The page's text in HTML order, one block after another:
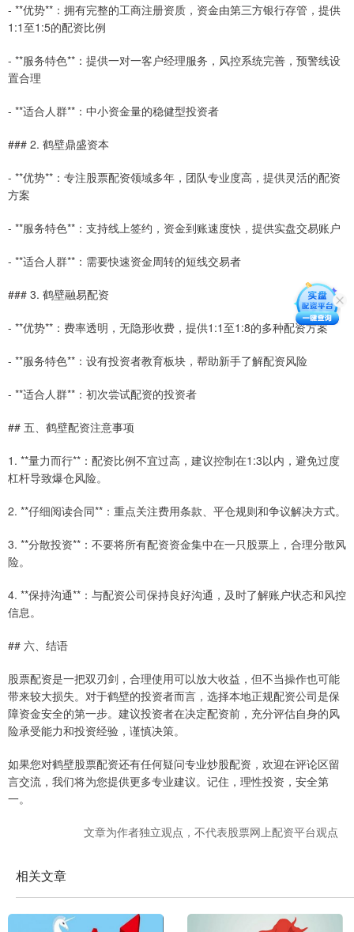
- **优势**：拥有完整的工商注册资质，资金由第三方银行存管，提供
1:1至1:5的配资比例
- **服务特色**：提供一对一客户经理服务，风控系统完善，预警线设
置合理
- **适合人群**：中小资金量的稳健型投资者
### 2. 鹤壁鼎盛资本
- **优势**：专注股票配资领域多年，团队专业度高，提供灵活的配资
方案
- **服务特色**：支持线上签约，资金到账速度快，提供实盘交易账户
- **适合人群**：需要快速资金周转的短线交易者
### 3. 鹤壁融易配资
- **优势**：费率透明，无隐形收费，提供1:1至1:8的多种配资方案
- **服务特色**：设有投资者教育板块，帮助新手了解配资风险
- **适合人群**：初次尝试配资的投资者
## 五、鹤壁配资注意事项
1. **量力而行**：配资比例不宜过高，建议控制在1:3以内，避免过度
杠杆导致爆仓风险。
2. **仔细阅读合同**：重点关注费用条款、平仓规则和争议解决方式。
3. **分散投资**：不要将所有配资资金集中在一只股票上，合理分散风
险。
4. **保持沟通**：与配资公司保持良好沟通，及时了解账户状态和风控
信息。
## 六、结语
股票配资是一把双刃剑，合理使用可以放大收益，但不当操作也可能
带来较大损失。对于鹤壁的投资者而言，选择本地正规配资公司是保
障资金安全的第一步。建议投资者在决定配资前，充分评估自身的风
险承受能力和投资经验，谨慎决策。
如果您对鹤壁股票配资还有任何疑问专业炒股配资，欢迎在评论区留
言交流，我们将为您提供更多专业建议。记住，理性投资，安全第
一。
文章为作者独立观点，不代表股票网上配资平台观点
相关文章